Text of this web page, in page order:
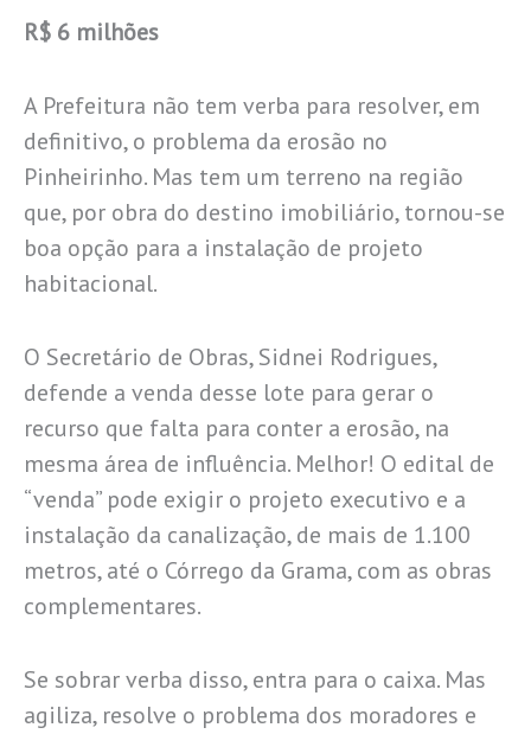
R$ 6 milhões
A Prefeitura não tem verba para resolver, em
definitivo, o problema da erosão no
Pinheirinho. Mas tem um terreno na região
que, por obra do destino imobiliário, tornou-se
boa opção para a instalação de projeto
habitacional.
O Secretário de Obras, Sidnei Rodrigues,
defende a venda desse lote para gerar o
recurso que falta para conter a erosão, na
mesma área de influência. Melhor! O edital de
“venda” pode exigir o projeto executivo e a
instalação da canalização, de mais de 1.100
metros, até o Córrego da Grama, com as obras
complementares.
Se sobrar verba disso, entra para o caixa. Mas
agiliza, resolve o problema dos moradores e